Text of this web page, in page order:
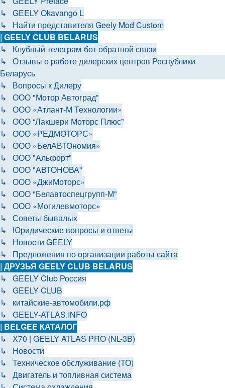
↳ GEELY Okavango L
↳ Найти представителя Geely Mod Custom
| GEELY CLUB BELARUS
↳ Клубный телеграм-бот обратной связи
↳ Отзывы о работе дилерских центров Республики
Беларусь
↳ Вопросы к Дилеру
↳ ООО "Мотор Автоград"
↳ ООО «Атлант-М Технологии»
↳ ООО “Лакшери Моторс Плюс”
↳ ООО «РЕДМОТОРС»
↳ ООО «БелАВТОномия»
↳ ООО "Альфорт"
↳ ООО "АВТОНОВА"
↳ ООО «ДжиМоторс»
↳ ООО "Белавтоспецгрупп-М"
↳ ООО «Могилевмоторс»
↳ Советы бывалых
↳ Юридические вопросы и ответы
↳ Новости GEELY
↳ Предложения по организации работы сайта
| ДРУЗЬЯ GEELY CLUB BELARUS
↳ GEELY Club Россия
↳ GEELY CLUB
↳ китайские-автомобили.рф
↳ GEELY-ATLAS.INFO
| BELGEE КАТАЛОГ
↳ X70 | GEELY ATLAS PRO (NL-3B)
↳ Новости
↳ Техническое обслуживание (ТО)
↳ Двигатель и топливная система